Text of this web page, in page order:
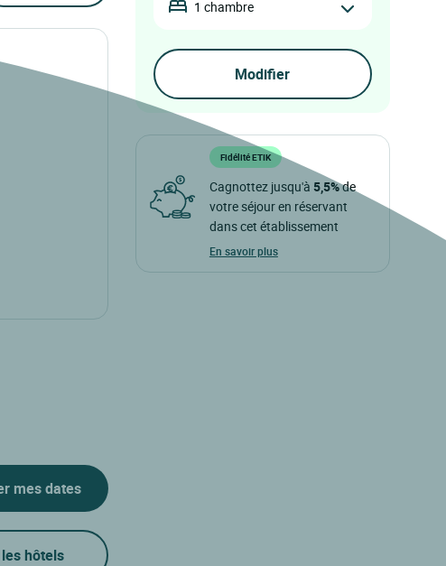
mes dates
hôtels
1 chambre
Fidélité ETIK
Cagnottez jusqu'à 5,5%de
votre séjour en réservant
dans cet établissement
En savoir plus